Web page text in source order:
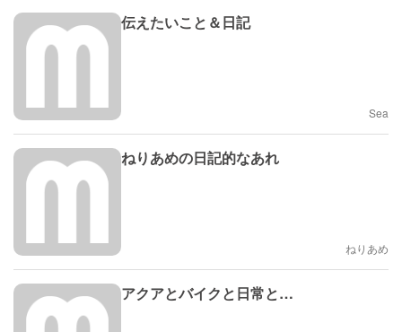
伝えたいこと＆日記
Sea
ねりあめの日記的なあれ
ねりあめ
アクアとバイクと日常と…